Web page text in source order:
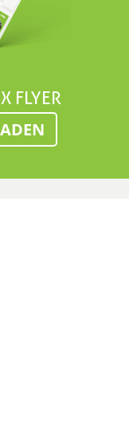
FLYER